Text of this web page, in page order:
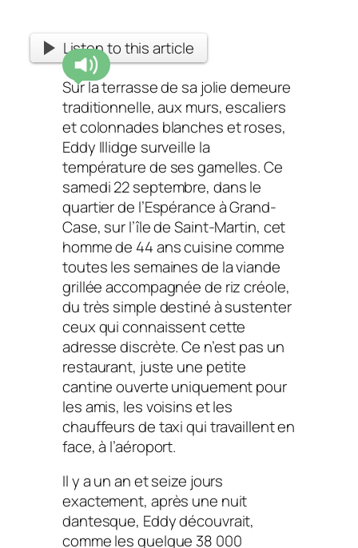
Listen to this article
Sur la terrasse de sa jolie demeure
traditionnelle, aux murs, escaliers
et colonnades blanches et roses,
Eddy Illidge surveille la
température de ses gamelles. Ce
samedi 22 septembre, dans le
quartier de l’Espérance à Grand-
Case, sur l’île de Saint-Martin, cet
homme de 44 ans cuisine comme
toutes les semaines de la viande
grillée accompagnée de riz créole,
du très simple destiné à sustenter
ceux qui connaissent cette
adresse discrète. Ce n’est pas un
restaurant, juste une petite
cantine ouverte uniquement pour
les amis, les voisins et les
chauffeurs de taxi qui travaillent en
face, à l’aéroport.
Il y a un an et seize jours
exactement, après une nuit
dantesque, Eddy découvrait,
comme les quelque 38 000